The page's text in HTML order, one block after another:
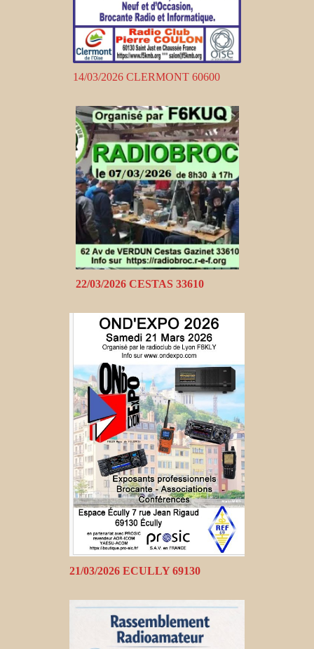
14/03/2026 CLERMONT 60600
22/03/2026 CESTAS 33610
21/03/2026 ECULLY 69130